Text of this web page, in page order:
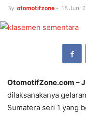
By otomotifzone - 18 Juni
OtomotifZone.com –
dilaksanakanya
Sumatera seri 1 yang